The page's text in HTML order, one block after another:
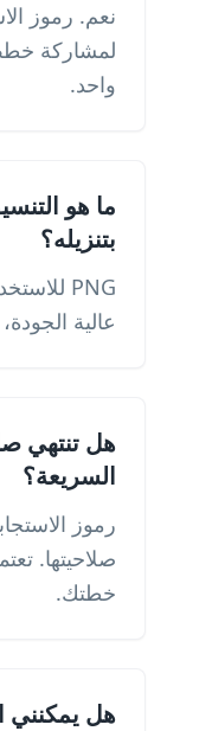
نعم. رموز
لمشاركة
واحد.
ما هو
بتنزيله؟
عالية الجودة، PDF للمستندات.
هل تنتهي
السريعة؟
رموز
صلاحيتها.
خطتك.
هل يمكنني